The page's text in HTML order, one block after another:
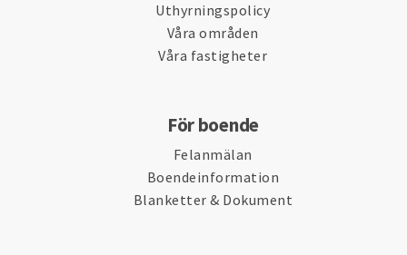
Uthyrningspolicy
Våra områden
Våra fastigheter
För boende
Felanmälan
Boendeinformation
Blanketter & Dokument